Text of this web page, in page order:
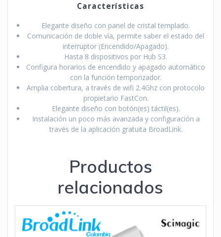
Características
Elegante diseño con panel de cristal templado.
Comunicación de doble vía, permite saber el estado del
interruptor (Encendido/Apagado).
Hasta 8 dispositivos por Hub S3.
Configura horarios de encendido y apagado automático
con la función temporizador.
Amplia cobertura, a través de wifi 2.4Ghz con protocolo
propietario FastCon.
Elegante diseño con botón(es) táctil(es).
Instalación un poco más avanzada y configuración a
través de la aplicación gratuita BroadLink.
Productos
relacionados